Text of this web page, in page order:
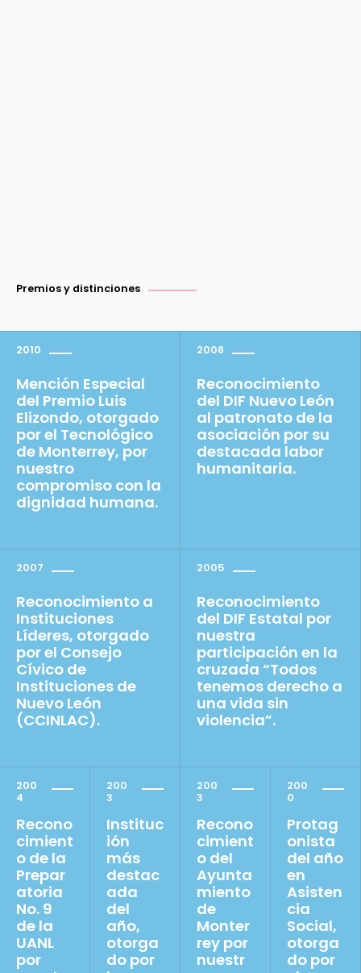
Premios y distinciones
2010
Mención Especial
del Premio Luis
Elizondo, otorgado
por el Tecnológico
de Monterrey, por
nuestro
compromiso con la
dignidad humana.
2008
Reconocimiento
del DIF Nuevo León
al patronato de la
asociación por su
destacada labor
humanitaria.
2007
Reconocimiento a
Instituciones
Líderes, otorgado
por el Consejo
Cívico de
Instituciones de
Nuevo León
(CCINLAC).
2005
Reconocimiento
del DIF Estatal por
nuestra
participación en la
cruzada “Todos
tenemos derecho a
una vida sin
violencia”.
200
4
Recono
cimient
o de la
Prepar
atoria
No. 9
de la
UANL
por
200
3
Instituc
ión
más
destac
ada
del
año,
otorga
do por
200
3
Recono
cimient
o del
Ayunta
miento
de
Monter
rey por
nuestr
200
0
Protag
onista
del año
en
Asisten
cia
Social,
otorga
do por